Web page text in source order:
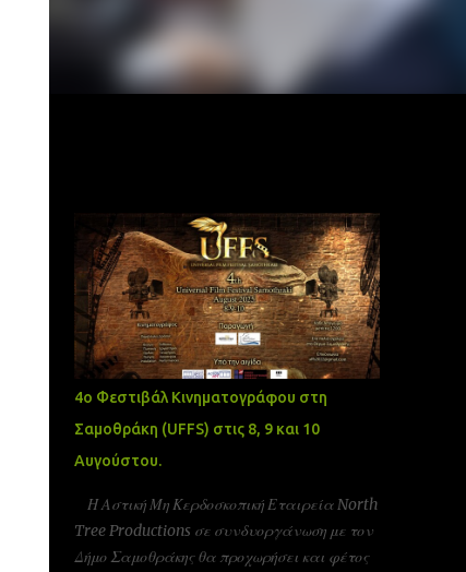
4ο Φεστιβάλ Κινηματογράφου στη
Σαμοθράκη (UFFS) στις 8, 9 και 10
Αυγούστου.
Η Αστική Μη Κερδοσκοπική Εταιρεία North
Tree Productions σε συνδυοργάνωση με τον
Δήμο Σαμοθράκης θα προχωρήσει και φέτος